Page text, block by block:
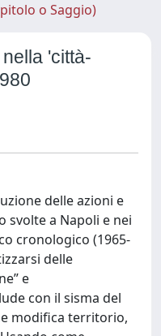
o Saggio)
'città-
delle azioni e
svolte a Napoli e nei
cronologico (1965-
delle
e
con il sisma del
modifica territorio,